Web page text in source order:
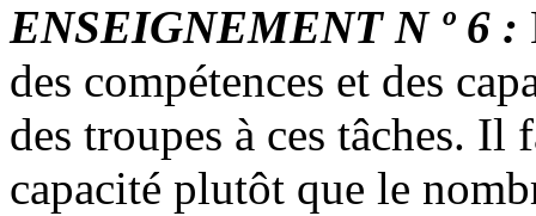
ENSEIGNEMENT N º 6 :
des compétences et des
des troupes à ces tâches.
capacité plutôt que le